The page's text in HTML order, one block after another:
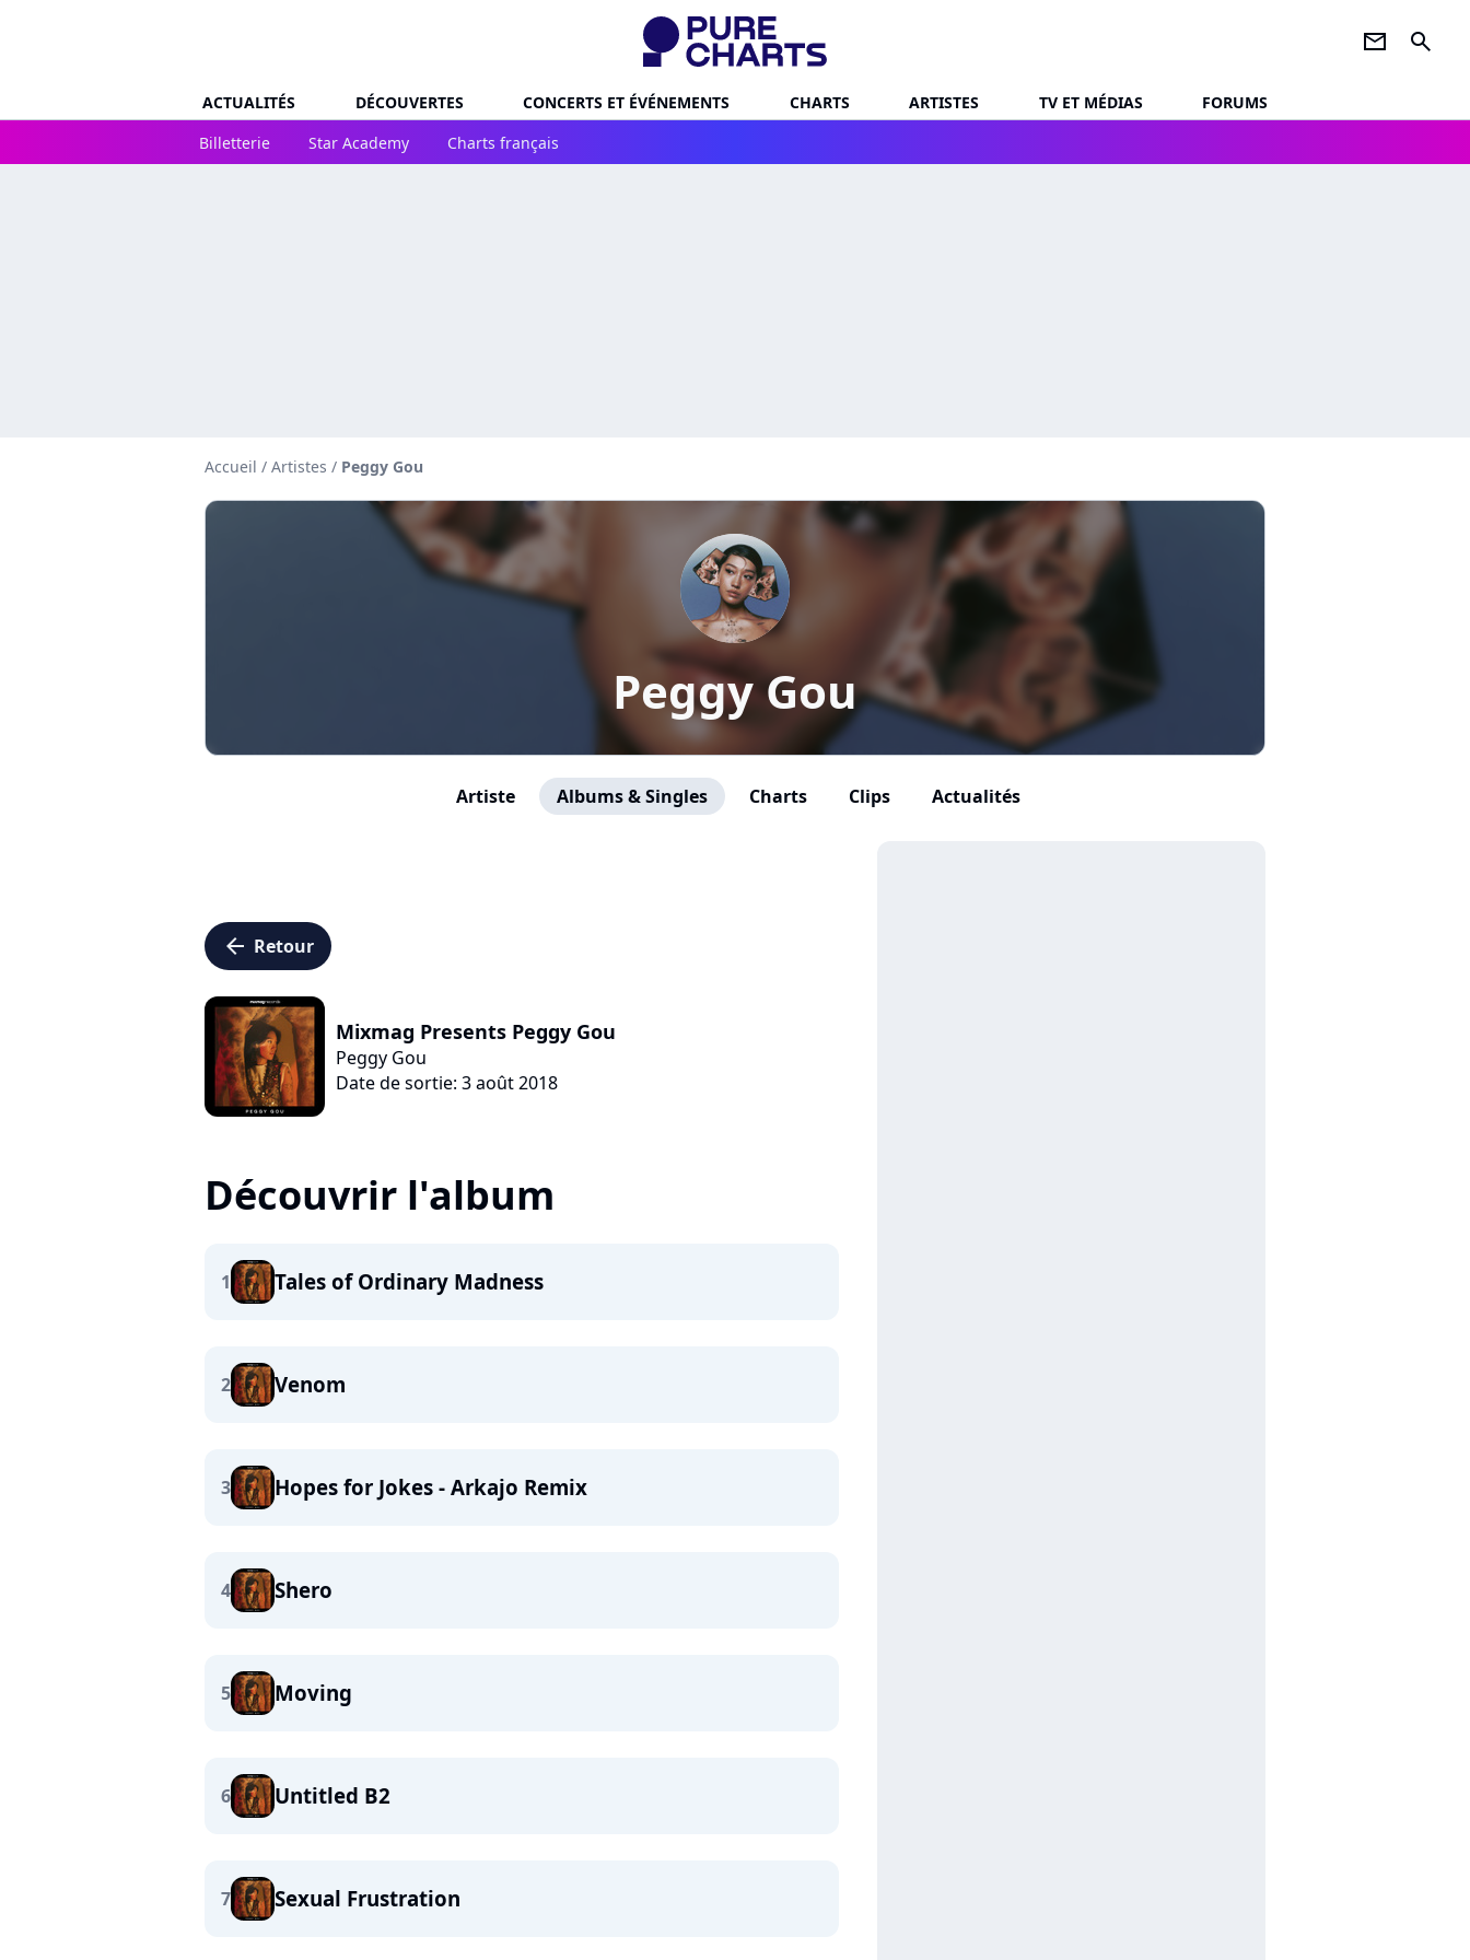
newsletter search
ACTUALITÉS DÉCOUVERTES CONCERTS ET ÉVÉNEMENTS CHARTS ARTISTES TV ET MÉDIAS
FORUMS
Billetterie
Star Academy Charts français
Accueil / Artistes / Peggy Gou
Peggy Gou
Artiste Albums & Singles Charts Clips Actualités
arrow_left Retour
Mixmag Presents Peggy Gou
Peggy Gou
Date de sortie: 3 août 2018
Découvrir l'album
1 Tales of Ordinary Madness
2 Venom
3 Hopes for Jokes - Arkajo Remix
4 Shero
5 Moving
6 Untitled B2
7 Sexual Frustration